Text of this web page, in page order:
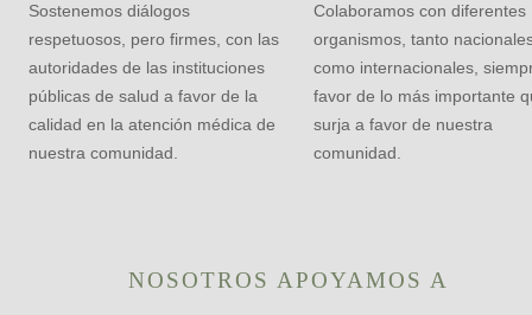
Sostenemos diálogos
respetuosos, pero firmes, con las
autoridades de las instituciones
públicas de salud a favor de la
calidad en la atención médica de
nuestra comunidad.
Colaboramos con diferentes
organismos, tanto
como internacionales,
favor de lo más importante
surja a favor de nuestra
comunidad.
NOSOTROS APOYAMOS A